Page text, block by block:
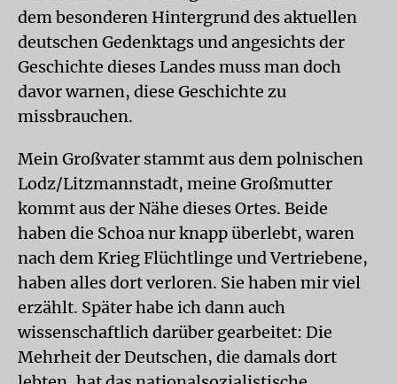
dem besonderen Hintergrund des aktuellen
deutschen Gedenktags und angesichts der
Geschichte dieses Landes muss man doch
davor warnen, diese Geschichte zu
missbrauchen.
Mein Großvater stammt aus dem polnischen
Lodz/Litzmannstadt, meine Großmutter
kommt aus der Nähe dieses Ortes. Beide
haben die Schoa nur knapp überlebt, waren
nach dem Krieg Flüchtlinge und Vertriebene,
haben alles dort verloren. Sie haben mir viel
erzählt. Später habe ich dann auch
wissenschaftlich darüber gearbeitet: Die
Mehrheit der Deutschen, die damals dort